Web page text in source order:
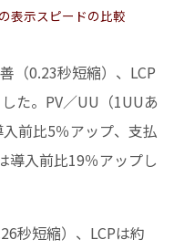
表示スピードの比較
（0.23秒短縮）、LCP
た。PV／UU（1UUあ
前比5％アップ、支払
導入前比19％アップし
秒短縮）、LCPは約